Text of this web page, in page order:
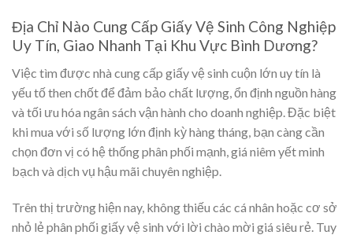
Địa Chỉ Nào Cung Cấp Giấy Vệ Sinh Công Nghiệp
Uy Tín, Giao Nhanh Tại Khu Vực Bình Dương?
Việc tìm được nhà cung cấp giấy vệ sinh cuộn lớn uy tín là
yếu tố then chốt để đảm bảo chất lượng, ổn định nguồn hàng
và tối ưu hóa ngân sách vận hành cho doanh nghiệp. Đặc biệt
khi mua với số lượng lớn định kỳ hàng tháng, bạn càng cần
chọn đơn vị có hệ thống phân phối mạnh, giá niêm yết minh
bạch và dịch vụ hậu mãi chuyên nghiệp.
Trên thị trường hiện nay, không thiếu các cá nhân hoặc cơ sở
nhỏ lẻ phân phối giấy vệ sinh với lời chào mời giá siêu rẻ. Tuy